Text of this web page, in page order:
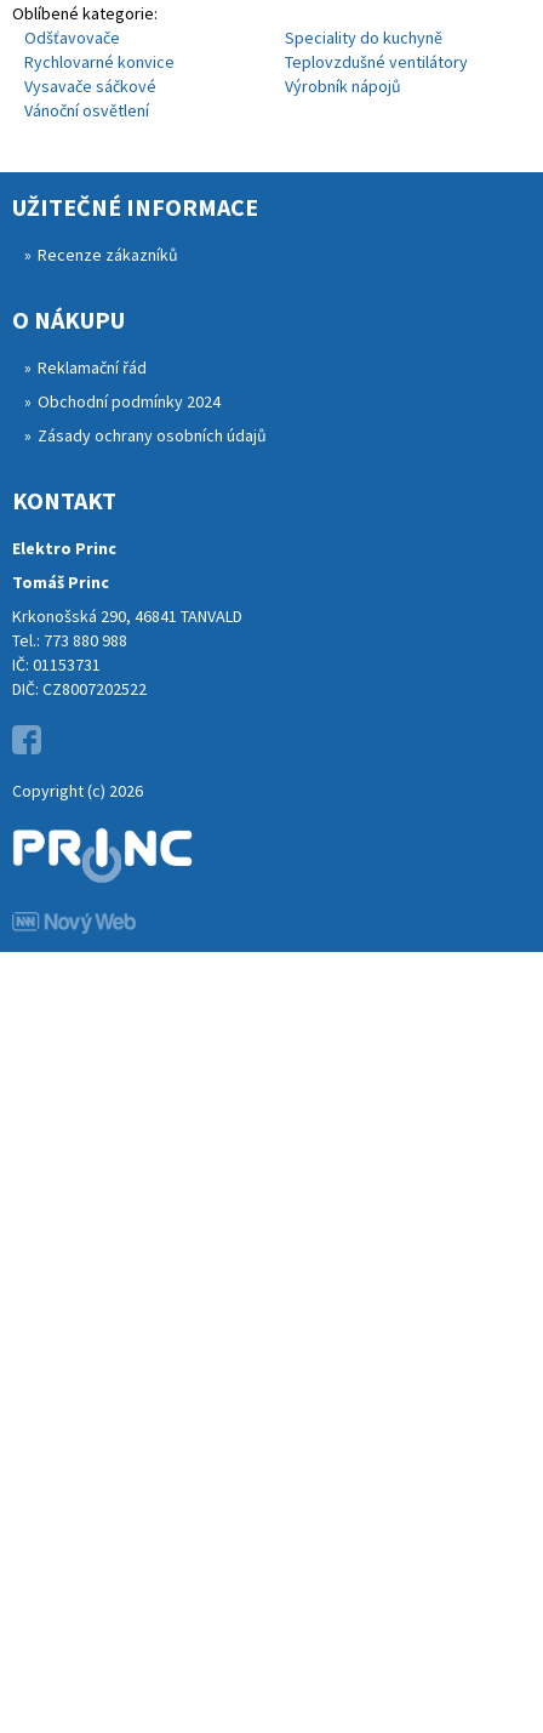
Oblíbené kategorie:
Odšťavovače
Speciality do kuchyně
Rychlovarné konvice
Teplovzdušné ventilátory
Vysavače sáčkové
Výrobník nápojů
Vánoční osvětlení
UŽITEČNÉ INFORMACE
Recenze zákazníků
O NÁKUPU
Reklamační řád
Obchodní podmínky 2024
Zásady ochrany osobních údajů
KONTAKT
Elektro Princ
Tomáš Princ
Krkonošská 290, 46841 TANVALD
Tel.: 773 880 988
IČ: 01153731
DIČ: CZ8007202522
Copyright (c) 2026